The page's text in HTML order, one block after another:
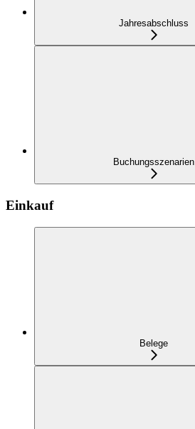
Jahresabschluss
Buchungsszenarien
Einkauf
Belege